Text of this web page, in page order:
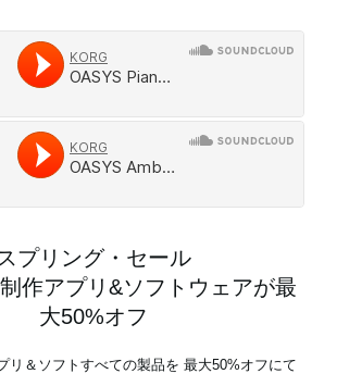
スプリング・セール
作アプリ&ソフトウェアが最
大50%オフ
リ＆ソフトすべての製品を 最大50%オフにて